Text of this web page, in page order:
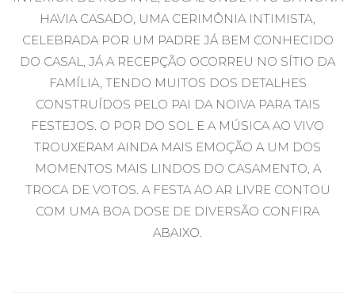
HAVIA CASADO, UMA CERIMÔNIA INTIMISTA,
CELEBRADA POR UM PADRE JÁ BEM CONHECIDO
DO CASAL, JÁ A RECEPÇÃO OCORREU NO SÍTIO DA
FAMÍLIA, TENDO MUITOS DOS DETALHES
CONSTRUÍDOS PELO PAI DA NOIVA PARA TAIS
FESTEJOS. O POR DO SOL E A MÚSICA AO VIVO
TROUXERAM AINDA MAIS EMOÇÃO A UM DOS
MOMENTOS MAIS LINDOS DO CASAMENTO, A
TROCA DE VOTOS. A FESTA AO AR LIVRE CONTOU
COM UMA BOA DOSE DE DIVERSÃO CONFIRA
ABAIXO.